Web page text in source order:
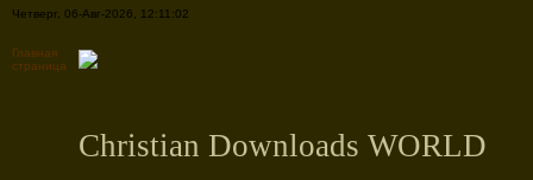
Четверг, 06-Авг-2026, 12:11:02
Главная
страница
Christian Downloads WORLD